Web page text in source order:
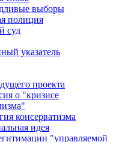
выборы
полиция
суд
указатель
проекта
о "кризисе
консерватизма
идея
"управляемой